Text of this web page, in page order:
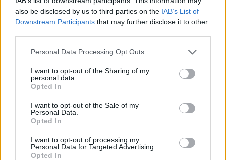
also be disclosed by us to third parties on the IAB’s List of
Downstream Participants that may further disclose it to other
Personal Data Processing Opt Outs
I want to opt-out of the Sharing of my
personal data.
Opted In
I want to opt-out of the Sale of my
Personal Data.
Opted In
I want to opt-out of processing my
Personal Data for Targeted Advertising.
Opted In
19:15 MDK 0:1 VIT
GX
MDK
TH 1:0